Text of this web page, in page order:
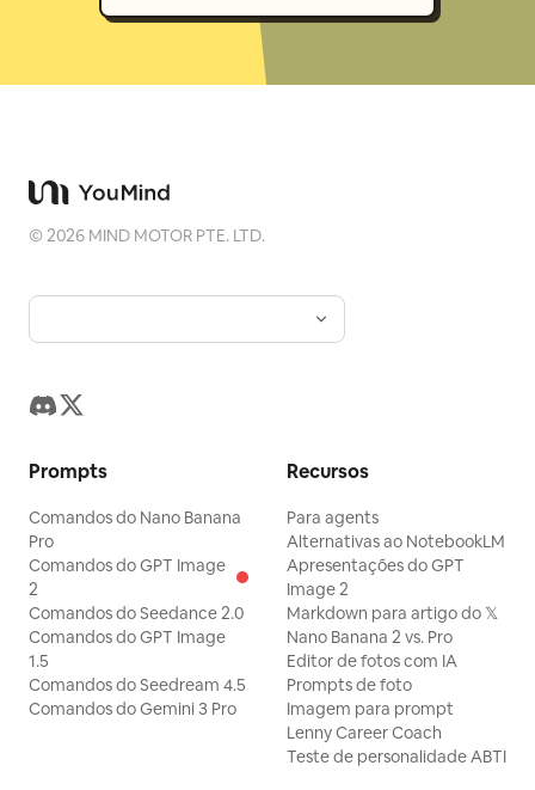
©2026 MIND MOTOR PTE. LTD.
Prompts
Comandos do Nano Banana
Pro
Comandos do GPT Image
2
Comandos do Seedance 2.0
Comandos do GPT Image
1.5
Comandos do Seedream 4.5
Comandos do Gemini 3 Pro
Recursos
Para agents
Alternativas ao NotebookLM
Apresentações do GPT
Image 2
Markdown para artigo do 𝕏
Nano Banana 2 vs. Pro
Editor de fotos com IA
Prompts de foto
Imagem para prompt
Lenny Career Coach
Teste de personalidade ABTI